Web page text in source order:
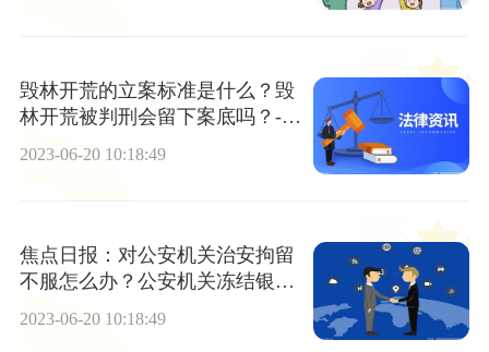
毁林开荒的立案标准是什么？毁
林开荒被判刑会留下案底吗？-全
2023-06-20 10:18:49
焦点日报：对公安机关治安拘留
不服怎么办？公安机关冻结银行
2023-06-20 10:18:49